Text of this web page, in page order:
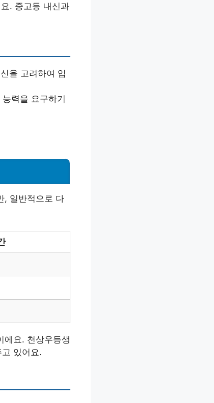
. 중고등 내신과
을 고려하여 입
력을 요구하기
, 일반적으로 다
에요. 천상우등생
있어요.